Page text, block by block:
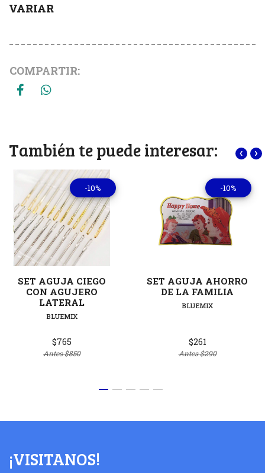
VARIAR
COMPARTIR:
También te puede interesar:
-10%
SET AGUJA CIEGO
CON AGUJERO
LATERAL
BLUEMIX
$765
Antes$850
-10%
SET AGUJA AHORRO
DE LA FAMILIA
BLUEMIX
$261
Antes$290
‹ ›
¡VISITANOS!